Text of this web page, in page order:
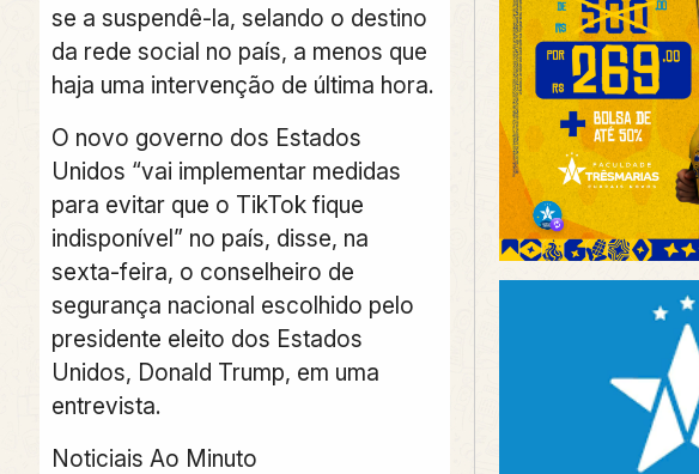
se a suspendê-la, selando o destino
da rede social no país, a menos que
haja uma intervenção de última hora.
O novo governo dos Estados
Unidos “vai implementar medidas
para evitar que o TikTok fique
indisponível” no país, disse, na
sexta-feira, o conselheiro de
segurança nacional escolhido pelo
presidente eleito dos Estados
Unidos, Donald Trump, em uma
entrevista.
Noticiais Ao Minuto